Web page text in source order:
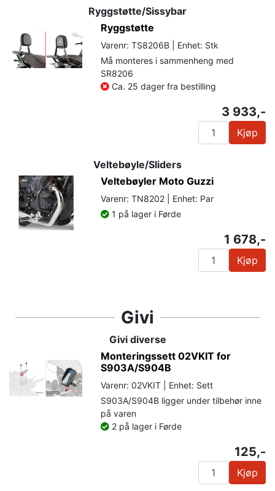
Ryggstøtte/Sissybar
Ryggstøtte
Varenr: TS8206B | Enhet: Stk
Må monteres i sammenheng med
SR8206
Ca. 25 dager fra bestilling
3 933,-
Kjøp
Veltebøyle/Sliders
Veltebøyler Moto Guzzi
Varenr: TN8202 | Enhet: Par
1 på lager i Førde
1 678,-
Kjøp
Givi
Givi diverse
Monteringssett 02VKIT for
S903A/S904B
Varenr: 02VKIT | Enhet: Sett
S903A/S904B ligger under tilbehør inne
på varen
2 på lager i Førde
125,-
Kjøp